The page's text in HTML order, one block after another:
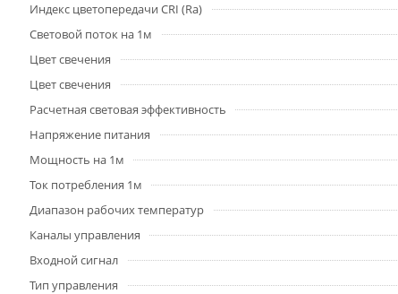
Индекс цветопередачи CRI (Ra)
Световой поток на 1м
Цвет свечения
Цвет свечения
Расчетная световая эффективность
Напряжение питания
Мощность на 1м
Ток потребления 1м
Диапазон рабочих температур
Каналы управления
Входной сигнал
Тип управления